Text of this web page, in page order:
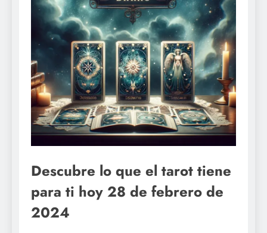
Descubre lo que el tarot tiene
para ti hoy 28 de febrero de
2024